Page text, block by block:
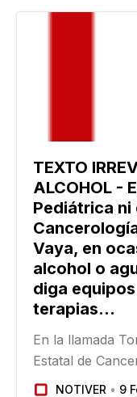
TEXTO
ALCOHOL -
Pediátrica ni
Vaya, en
alcohol o
diga
terapias...
En la llamada
Estatal de
Vaya, en
NOTIVER 9